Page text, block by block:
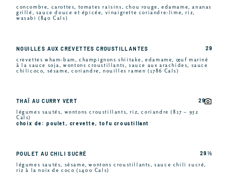
concombre, carottes, tomates raisins, chou rouge, edamame, ananas
grillé, sauce douce et épicée, vinaigrette coriandre-lime, riz,
wasabi (840 Cals)
NOUILLES AUX CREVETTES CROUSTILLANTES
crevettes wham-bam, champignons shiitake, edamame, œuf mariné
à la sauce soja, wontons croustillants, sauce aux arachides, sauce
chilicoco, sésame, coriandre, nouilles ramen (1786 Cals)
29
THAÏ AU CURRY VERT
légumes sautés, wontons croustillants, riz, coriandre (817 – 952
Cals)
choix de: poulet, crevette, tofu croustillant
29
POULET AU CHILI SUCRÉ
légumes sautés, sésame, wontons croustillants, sauce chili sucré,
riz à la noix de coco (1400 Cals)
29 ½